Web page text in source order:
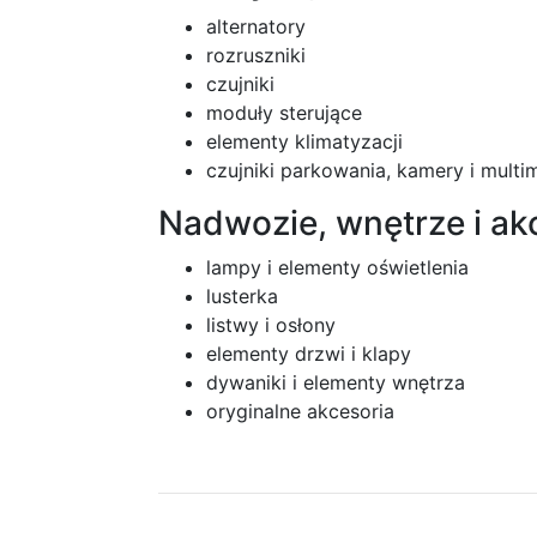
alternatory
rozruszniki
czujniki
moduły sterujące
elementy klimatyzacji
czujniki parkowania, kamery i
Nadwozie, wnętrze i
lampy i elementy oświetlenia
lusterka
listwy i osłony
elementy drzwi i klapy
dywaniki i elementy wnętrza
oryginalne akcesoria